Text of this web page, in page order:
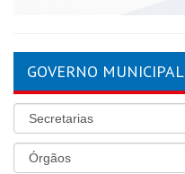
GOVERNO MUNICIPAL